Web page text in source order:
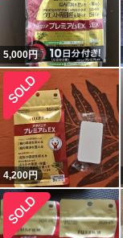
5,000円
4,200円